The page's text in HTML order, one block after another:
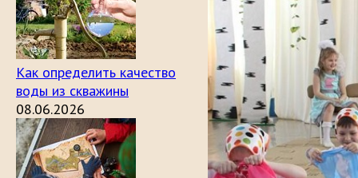
Как определить качество
воды из скважины
08.06.2026